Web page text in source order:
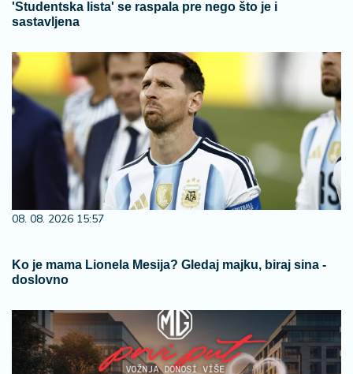
'Studentska lista' se raspala pre nego što je i
sastavljena
08. 08. 2026 15:57
Ko je mama Lionela Mesija? Gledaj majku, biraj sina -
doslovno